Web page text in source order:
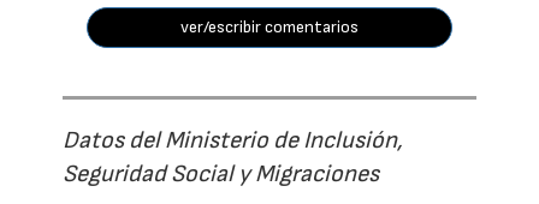
ver/escribir comentarios
Datos del Ministerio de Inclusión,
Seguridad Social y Migraciones